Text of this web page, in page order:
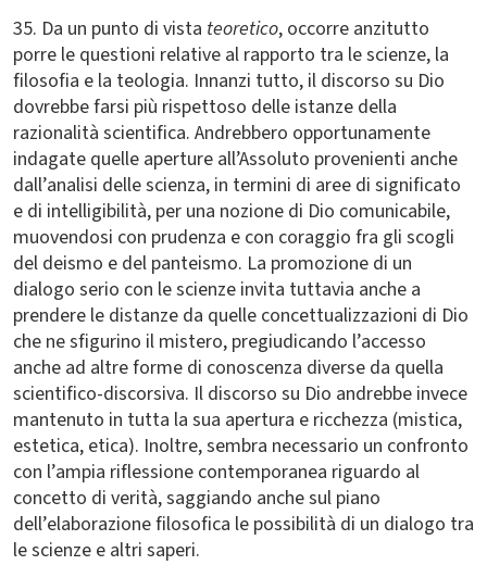
35. Da un punto di vista teoretico, occorre anzitutto
porre le questioni relative al rapporto tra le scienze, la
filosofia e la teologia. Innanzi tutto, il discorso su Dio
dovrebbe farsi più rispettoso delle istanze della
razionalità scientifica. Andrebbero opportunamente
indagate quelle aperture all’Assoluto provenienti anche
dall’analisi delle scienza, in termini di aree di significato
e di intelligibilità, per una nozione di Dio comunicabile,
muovendosi con prudenza e con coraggio fra gli scogli
del deismo e del panteismo. La promozione di un
dialogo serio con le scienze invita tuttavia anche a
prendere le distanze da quelle concettualizzazioni di Dio
che ne sfigurino il mistero, pregiudicando l’accesso
anche ad altre forme di conoscenza diverse da quella
scientifico-discorsiva. Il discorso su Dio andrebbe invece
mantenuto in tutta la sua apertura e ricchezza (mistica,
estetica, etica). Inoltre, sembra necessario un confronto
con l’ampia riflessione contemporanea riguardo al
concetto di verità, saggiando anche sul piano
dell’elaborazione filosofica le possibilità di un dialogo tra
le scienze e altri saperi.